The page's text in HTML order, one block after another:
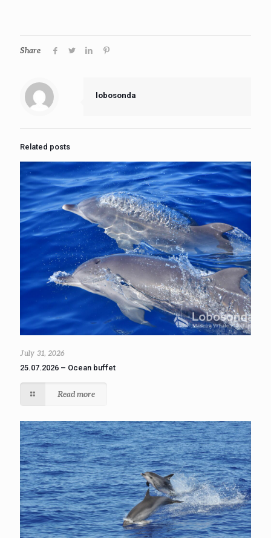
Share
lobosonda
Related posts
July 31, 2026
25.07.2026 – Ocean buffet
Read more